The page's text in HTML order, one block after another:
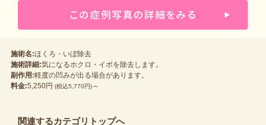
施術名:ほくろ・いぼ除去
施術詳細:気になるホクロ・イボを除去します。
副作用:軽度の凹みが出る場合があります。
料金:5,250円 (税込5,770円)～
関連するカテゴリトップへ